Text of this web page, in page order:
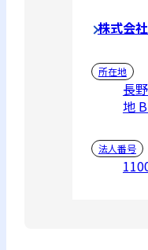
株式会
所在地
長
地
法人番号